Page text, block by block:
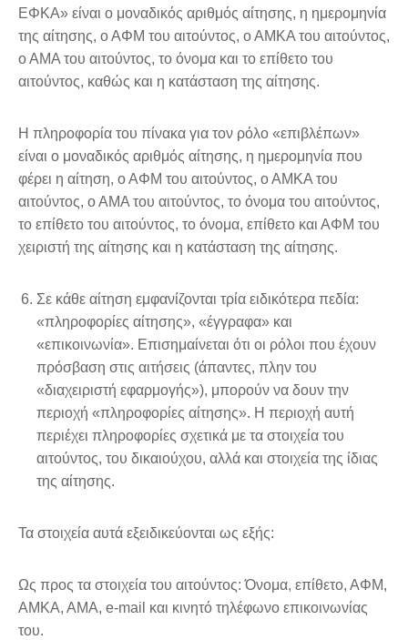
ΕΦΚΑ» είναι ο μοναδικός αριθμός αίτησης, η ημερομηνία
της αίτησης, ο ΑΦΜ του αιτούντος, ο ΑΜΚΑ του αιτούντος,
ο ΑΜΑ του αιτούντος, το όνομα και το επίθετο του
αιτούντος, καθώς και η κατάσταση της αίτησης.
Η πληροφορία του πίνακα για τον ρόλο «επιβλέπων»
είναι ο μοναδικός αριθμός αίτησης, η ημερομηνία που
φέρει η αίτηση, ο ΑΦΜ του αιτούντος, ο ΑΜΚΑ του
αιτούντος, ο ΑΜΑ του αιτούντος, το όνομα του αιτούντος,
το επίθετο του αιτούντος, το όνομα, επίθετο και ΑΦΜ του
χειριστή της αίτησης και η κατάσταση της αίτησης.
Σε κάθε αίτηση εμφανίζονται τρία ειδικότερα πεδία:
«πληροφορίες αίτησης», «έγγραφα» και
«επικοινωνία». Επισημαίνεται ότι οι ρόλοι που έχουν
πρόσβαση στις αιτήσεις (άπαντες, πλην του
«διαχειριστή εφαρμογής»), μπορούν να δουν την
περιοχή «πληροφορίες αίτησης». Η περιοχή αυτή
περιέχει πληροφορίες σχετικά με τα στοιχεία του
αιτούντος, του δικαιούχου, αλλά και στοιχεία της ίδιας
της αίτησης.
Τα στοιχεία αυτά εξειδικεύονται ως εξής:
Ως προς τα στοιχεία του αιτούντος: Όνομα, επίθετο, ΑΦΜ,
ΑΜΚΑ, ΑΜΑ, e-mail και κινητό τηλέφωνο επικοινωνίας
του.